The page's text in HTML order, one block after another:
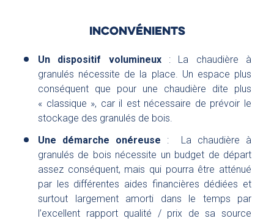
INCONVÉNIENTS
Un dispositif volumineux: La chaudière à
granulés nécessite de la place. Un espace plus
conséquent que pour une chaudière dite plus
« classique », car il est nécessaire de prévoir le
stockage des granulés de bois.
Une démarche onéreuse : La chaudière à
granulés de bois nécessite un budget de départ
assez conséquent, mais qui pourra être atténué
par les différentes aides financières dédiées et
surtout largement amorti dans le temps par
l’excellent rapport qualité / prix de sa source